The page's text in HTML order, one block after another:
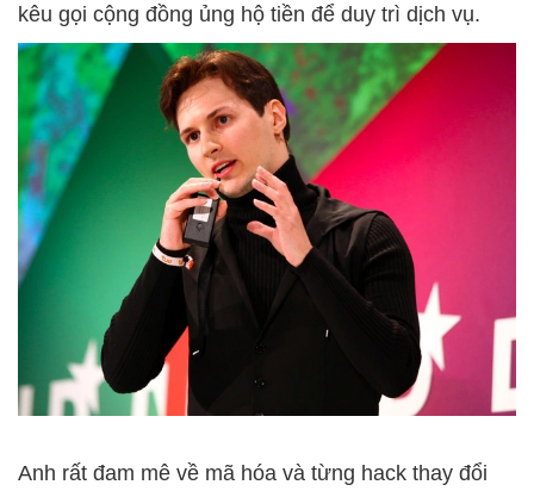
kêu gọi cộng đồng ủng hộ tiền để duy trì dịch vụ.
Anh rất đam mê về mã hóa và từng hack thay đổi